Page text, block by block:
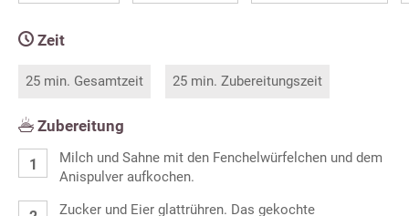
Zeit
25 min. Gesamtzeit 25 min. Zubereitungszeit
Zubereitung
Milch und Sahne mit den Fenchelwürfelchen und dem
Anispulver aufkochen.
Zucker und Eier glattrühren. Das gekochte